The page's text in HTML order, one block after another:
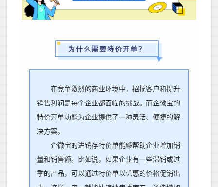
为什么需要特价开单？
在竞争激烈的商业环境中，招揽客户和提升
销售利润是每个企业都面临的挑战。而企微宝的
特价开单功能为企业提供了一种灵活、便捷的解
决方案。
企微宝的进销存特价单能够帮助企业增加销
量和销售额。比如说，如果企业有一些滞销或过
季的产品，可以通过特价单以优惠的价格促销出